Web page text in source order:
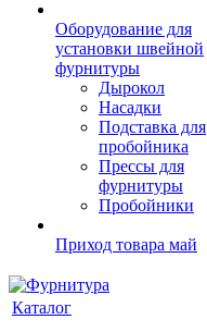
Оборудование для
установки швейной
фурнитуры
Дырокол
Насадки
Подставка для
пробойника
Прессы для
фурнитуры
Пробойники
Приход товара май
Каталог